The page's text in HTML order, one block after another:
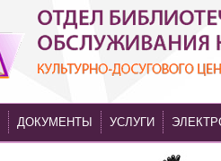
ДОКУМЕНТЫ УСЛУГИ